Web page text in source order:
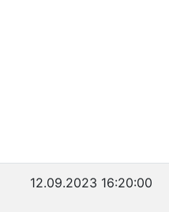
12.09.2023 16:20:00